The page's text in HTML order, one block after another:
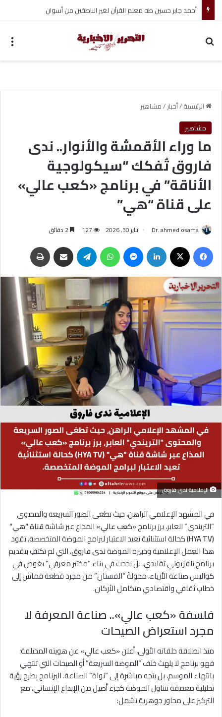
أحمد جابر حسين طه معلم القرآن لغير الناطقين من أسوان
الرئيسية/أخبار/مشاهير
مشاهير
ما وراء الأقمشة والأنوار.. ندى
فاروق تُفكك “سيكولوجية
الأناقة” في برنامج «كعب عالي»
على قناة “هي”
Dr. ahmed osama يناير 30, 2026 127
الإعلامية ندى فاروق
في المشهد الإعلامي الراهن، حيث تطغى الصور السريعة والمحتوى
“التريندي” العابر، برز برنامج«كعب عالي»المذاع عبر شاشةقناة “هي”
(HYA TV)
كحالة استثنائية تعيد الاعتبار لبرامج الموضة المتخصصة. تقود
هذا العمل الإعلامية وخبيرة الموضةندى فاروق، التي لم تكتفِ بتقديم
برنامج تلفزيوني تقليدي، بل نجحت في بناء “مختبر معرفي” يغوص في
كواليس صناعة الأزياء، محولةً “الفستان” من مجرد قطعة قماش إلى
خطاب ثقافي واقتصادي متكامل الأركان.
فلسفة «كعب عالي».. صناعة المعرفة لا
مجرد استعراض الصيحات
منذ انطلاقة حلقاته الأولى، أعلن «كعب عالي» عن هويته المختلفة؛
فهو برنامج لا يلهث خلف “الموضة السريعة” أو الصيحات التي تنتهي
بانتهاء الموسم، بل يتجه مباشرة إلى “نواة” الصناعة. البرنامج يطرح رؤية
تحليلية معمقة تتناول الموضة كجزء أصيل من الإبداع الإنساني، مع
التركيز على محاور جوهرية تشمل: